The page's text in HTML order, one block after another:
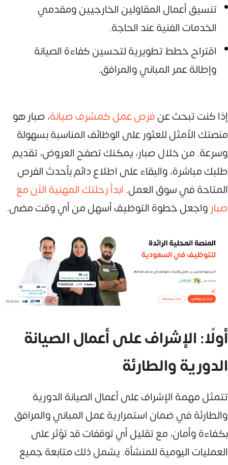
تنسيق أعمال المقاولين الخارجيين ومقدمي
الخدمات الفنية عند الحاجة.
اقتراح خطط تطويرية لتحسين كفاءة الصيانة
وإطالة عمر المباني والمرافق.
إذا كنت تبحث عنفرص عمل كمشرف صيانة، صبار هو
منصتك الأمثل للعثور على الوظائف المناسبة بسهولة
وسرعة. من خلال صبار، يمكنك تصفح العروض، تقديم
طلبك مباشرة، والبقاء على اطلاع دائم بأحدث الفرص
المتاحة في سوق العمل. ابدأ رحلتك المهنية الآن مع
صبار واجعل خطوة التوظيف أسهل من أي وقت مضى.
أولًا: الإشراف على أعمال الصيانة
الدورية والطارئة
تتمثل مهمة الإشراف على أعمال الصيانة الدورية
والطارئة في ضمان استمرارية عمل المباني والمرافق
بكفاءة وأمان، مع تقليل أي توقفات قد تؤثر على
العمليات اليومية للمنشأة. يشمل ذلك متابعة جميع